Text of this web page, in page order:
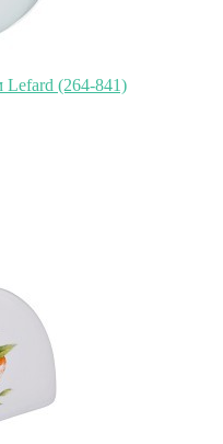
Lefard (264-841)